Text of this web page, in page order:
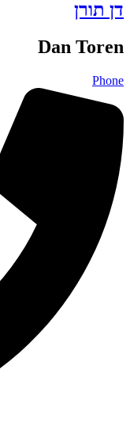
דן תורן
Dan Toren
Phone